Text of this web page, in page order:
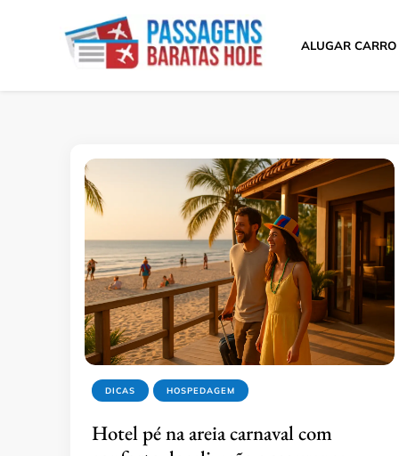
ALUGAR CARRO
DICAS HOSPEDAGEM
Hotel pé na areia carnaval com